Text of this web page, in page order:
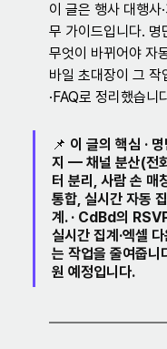
이 글은 행사 대행사
무 가이드입니다. 명
무엇이 바뀌어야 자
바일 초대장이 그
·FAQ로 정리했습니
📌 이 글의 핵심 ·
지 — 채널 분산(전화
터 분리, 사람 손 매
통합, 실시간 자동
계. · CdBd의
실시간 집계·엑셀
는 작업을 줄여줍니
원 예정입니다.